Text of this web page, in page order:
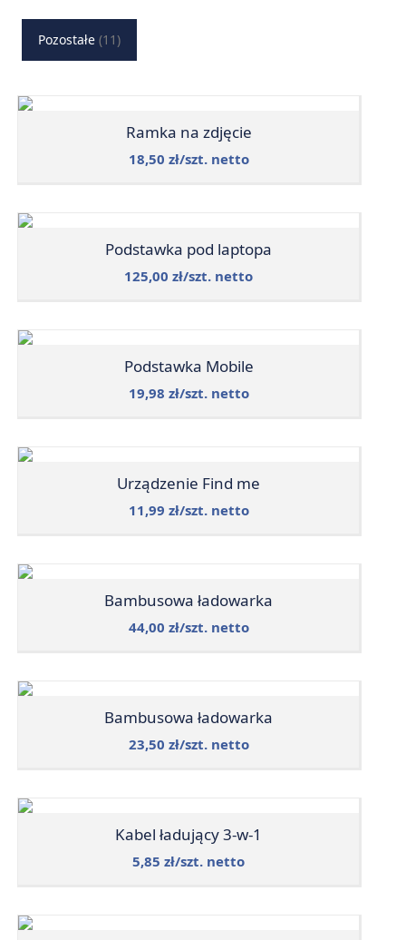
Pozostałe (11)
Ramka na zdjęcie
18,50 zł/szt. netto
Podstawka pod laptopa
125,00 zł/szt. netto
Podstawka Mobile
19,98 zł/szt. netto
Urządzenie Find me
11,99 zł/szt. netto
Bambusowa ładowarka
44,00 zł/szt. netto
Bambusowa ładowarka
23,50 zł/szt. netto
Kabel ładujący 3-w-1
5,85 zł/szt. netto